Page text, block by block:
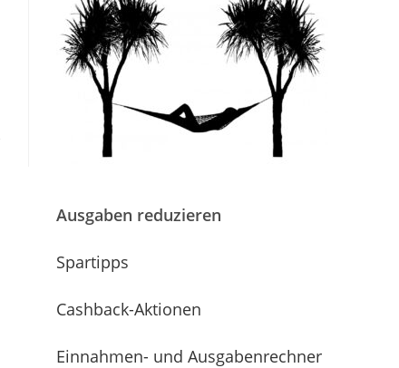
Ausgaben reduzieren
Spartipps
Cashback-Aktionen
Einnahmen- und Ausgabenrechner